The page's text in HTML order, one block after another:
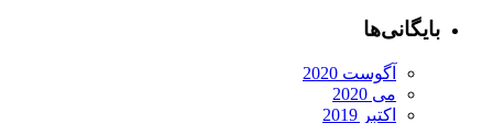
بایگانی‌ها
آگوست 2020
می 2020
اکتبر 2019